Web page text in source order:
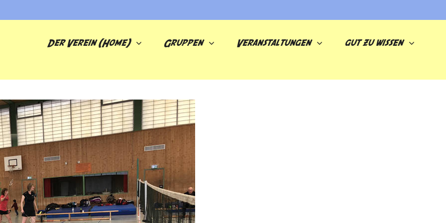
Der Verein (Home) Gruppen Veranstaltungen gut zu wissen